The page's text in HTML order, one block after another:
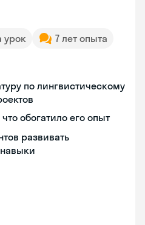
урок
7 лет опыта
по лингвистическому
обогатило его опыт
развивать